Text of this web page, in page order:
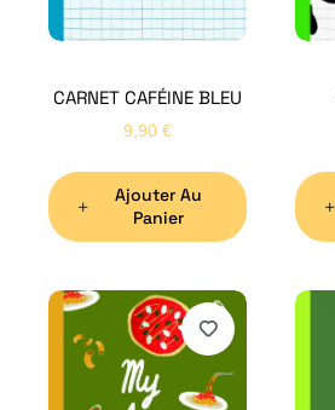
CARNET CAFÉINE BLEU
9,90 €
Ajouter Au
Panier